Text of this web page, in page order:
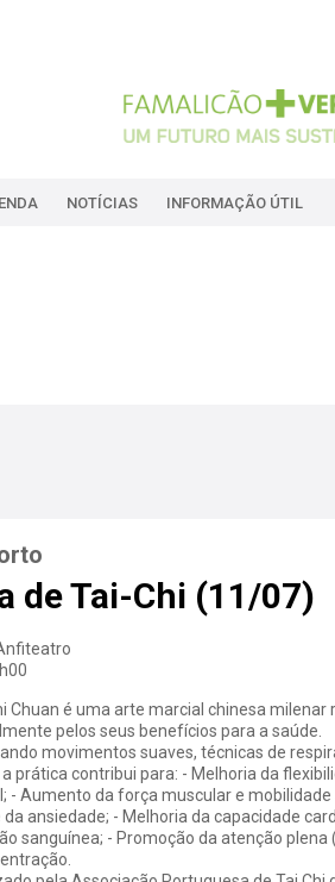
NOTÍCIAS INFORMAÇÃO ÚTIL
de Tai-Chi (11/07)
Chuan é uma arte marcial chinesa milenar
pelos seus benefícios para a saúde.
movimentos suaves, técnicas de
prática contribui para: - Melhoria da
- Aumento da força muscular e mobilidade
da ansiedade; - Melhoria da capacidade
sanguínea; - Promoção da atenção